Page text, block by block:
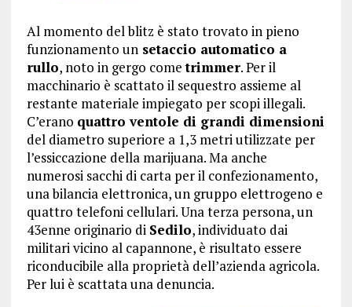
Al momento del blitz è stato trovato in pieno
funzionamento unsetaccio automatico a
rullo, noto in gergo cometrimmer. Per il
macchinario è scattato il sequestro assieme al
restante materiale impiegato per scopi illegali.
C’erano quattro ventole di grandi dimensioni
del diametro superiore a 1,3 metri utilizzate per
l’essiccazione della marijuana. Ma anche
numerosi sacchi di carta per il confezionamento,
una bilancia elettronica, un gruppo elettrogeno e
quattro telefoni cellulari. Una terza persona, un
43enne originario di Sedilo, individuato dai
militari vicino al capannone, è risultato essere
riconducibile alla proprietà dell’azienda agricola.
Per lui è scattata una denuncia.